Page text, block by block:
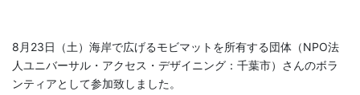
8月23日（土）海岸で広げるモビマットを所有する団体（NPO法
人ユニバーサル・アクセス・デザイニング：千葉市）さんのボラ
ンティアとして参加致しました。